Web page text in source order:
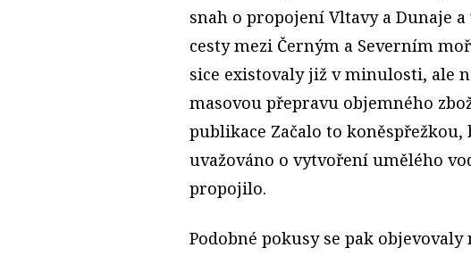
snah o propojení Vltavy a Dunaje
cesty mezi Černým a Severním
sice existovaly již v minulosti, ale
masovou přepravu objemného
publikace Začalo to koněspřežkou,
uvažováno o vytvoření umělého
propojilo.
Podobné pokusy se pak